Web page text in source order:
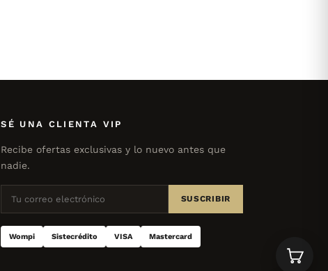
SÉ UNA CLIENTA VIP
Recibe ofertas exclusivas y lo nuevo antes que
nadie.
SUSCRIBIR
Wompi Sistecrédito VISA Mastercard